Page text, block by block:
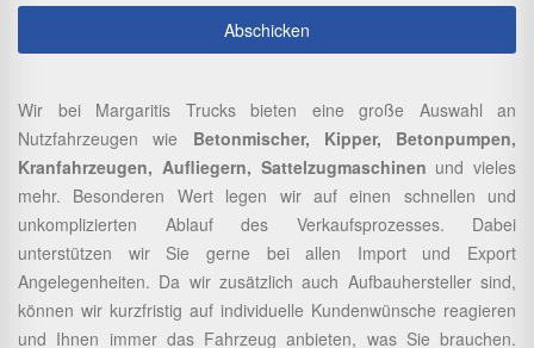
Wir bei Margaritis Trucks bieten eine große Auswahl an
Nutzfahrzeugen wie Betonmischer, Kipper, Betonpumpen,
Kranfahrzeugen, Aufliegern, Sattelzugmaschinen und vieles
mehr. Besonderen Wert legen wir auf einen schnellen und
unkomplizierten Ablauf des Verkaufsprozesses. Dabei
unterstützen wir Sie gerne bei allen Import und Export
Angelegenheiten. Da wir zusätzlich auch Aufbauhersteller sind,
können wir kurzfristig auf individuelle Kundenwünsche reagieren
und Ihnen immer das Fahrzeug anbieten, was Sie brauchen.